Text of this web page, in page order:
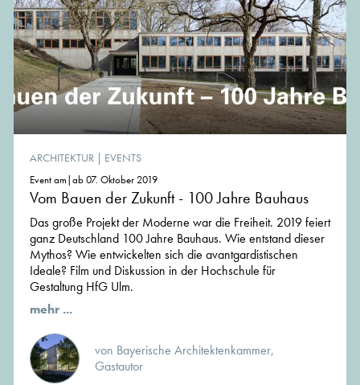
ARCHITEKTUR | EVENTS
Event am|ab 07. Oktober 2019
Vom Bauen der Zukunft - 100 Jahre Bauhaus
Das große Projekt der Moderne war die Freiheit. 2019 feiert
ganz Deutschland 100 Jahre Bauhaus. Wie entstand dieser
Mythos? Wie entwickelten sich die avantgardistischen
Ideale? Film und Diskussion in der Hochschule für
Gestaltung HfG Ulm.
mehr ...
von Bayerische Architektenkammer,
Gastautor